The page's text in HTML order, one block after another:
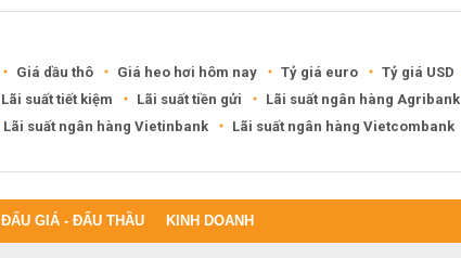
Giá dầu thô Giá heo hơi hôm nay Tỷ giá euro Tỷ giá USD
Lãi suất tiết kiệm Lãi suất tiền gửi
Lãi suất ngân hàng Agribank
Lãi suất ngân hàng Vietinbank Lãi suất ngân hàng Vietcombank
ĐẤU GIÁ - ĐẤU THẦU KINH DOANH